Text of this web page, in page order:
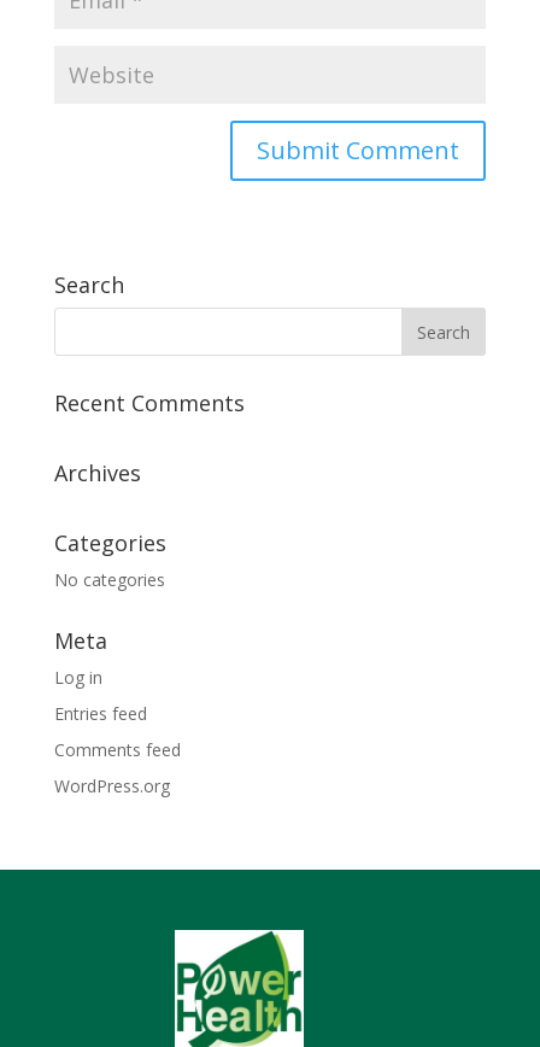
Search
Recent Comments
Archives
Categories
No categories
Meta
Log in
Entries feed
Comments feed
WordPress.org